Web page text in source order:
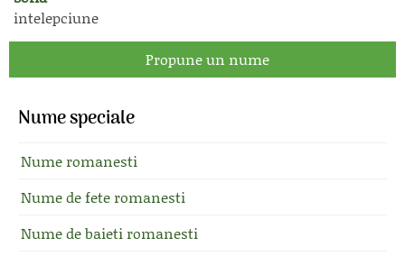
intelepciune
Propune un nume
Nume speciale
Nume romanesti
Nume de fete romanesti
Nume de baieti romanesti